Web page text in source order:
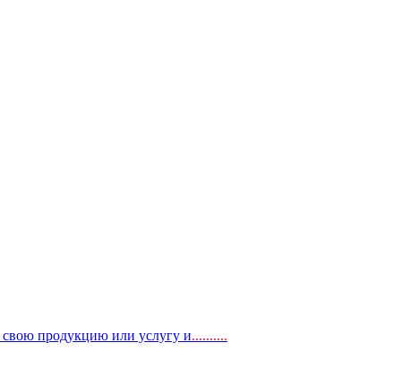
свою продукцию или услугу и..........